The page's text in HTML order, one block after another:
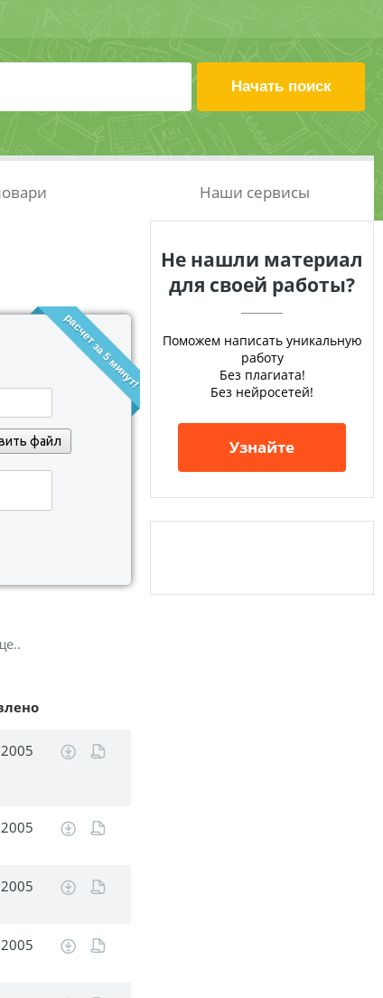
Наши сервисы
расчет за 5 минут!
файл
Не нашли материал
для своей работы?
Поможем написать уникальную
работу
Без плагиата!
Без нейросетей!
Узнайте